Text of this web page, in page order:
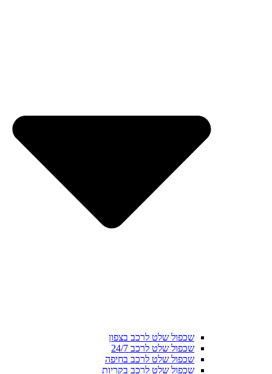
שכפול שלט לרכב בצפון
שכפול שלט לרכב 24/7
שכפול שלט לרכב בחיפה
שכפול שלט לרכב בקריות